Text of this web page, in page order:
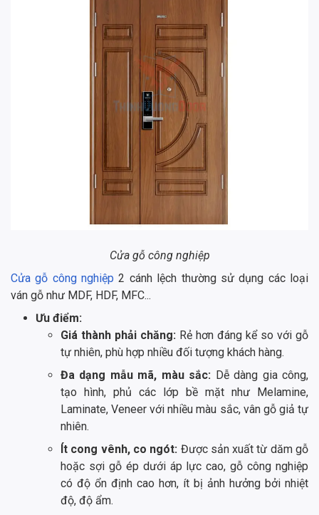
Cửa gỗ công nghiệp
Cửa gỗ công nghiệp 2 cánh lệch thường sử dụng các loại
ván gỗ như MDF, HDF, MFC...
Ưu điểm:
Giá thành phải chăng: Rẻ hơn đáng kể so với gỗ
tự nhiên, phù hợp nhiều đối tượng khách hàng.
Đa dạng mẫu mã, màu sắc: Dễ dàng gia công,
tạo hình, phủ các lớp bề mặt như Melamine,
Laminate, Veneer với nhiều màu sắc, vân gỗ giả tự
nhiên.
Ít cong vênh, co ngót: Được sản xuất từ dăm gỗ
hoặc sợi gỗ ép dưới áp lực cao, gỗ công nghiệp
có độ ổn định cao hơn, ít bị ảnh hưởng bởi nhiệt
độ, độ ẩm.